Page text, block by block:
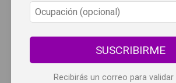
SUSCRIBIRME
Recibirás un correo para validar